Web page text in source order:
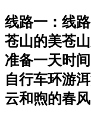
线路一：线
苍山的美苍
准备一天时
自行车环游
云和煦的春